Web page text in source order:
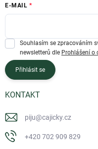
E-MAIL
Souhlasím se zpracováním
newsletterů dle Prohlášení o
Přihlásit se
KONTAKT
piju@cajicky.cz
+420 702 909 829